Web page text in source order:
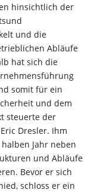
hinsichtlich der
und die
Abläufe
hat sich die
somit für ein
und dem
steuerte der
Dresler. Ihm
Jahr neben
und Abläufe
Bevor er sich
schloss er ein